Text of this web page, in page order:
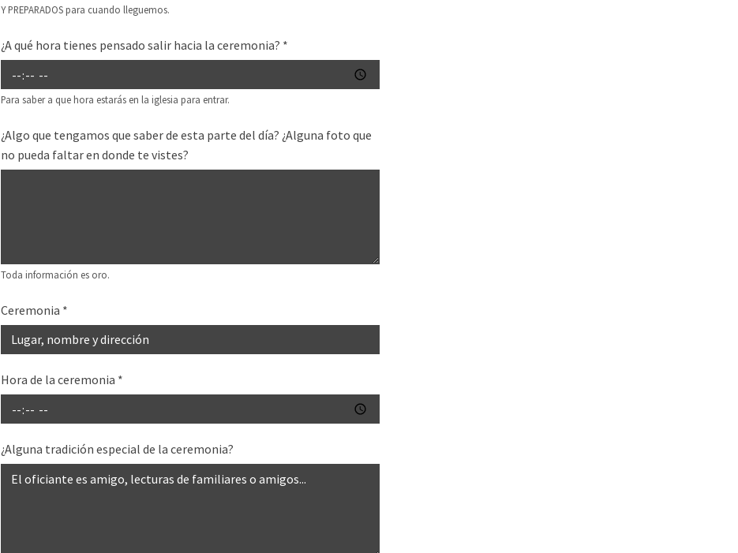
Y PREPARADOS para cuando lleguemos.
¿A qué hora tienes pensado salir hacia la ceremonia? *
Para saber a que hora estarás en la iglesia para entrar.
¿Algo que tengamos que saber de esta parte del día? ¿Alguna foto que
no pueda faltar en donde te vistes?
Toda información es oro.
Ceremonia *
Hora de la ceremonia *
¿Alguna tradición especial de la ceremonia?